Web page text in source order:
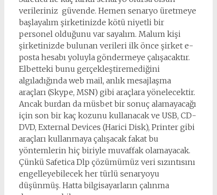
verileriniz güvende. Hemen senaryo üretmeye
başlayalım şirketinizde kötü niyetli bir
personel olduğunu var sayalım. Malum kişi
şirketinizde bulunan verileri ilk önce şirket e-
posta hesabı yoluyla göndermeye çalışacaktır.
Elbetteki bunu gerçekleştiremediğini
algıladığında web mail, anlık mesajlaşma
araçları (Skype, MSN) gibi araçlara yönelecektir.
Ancak burdan da müsbet bir sonuç alamayacağı
için son bir kaç kozunu kullanacak ve USB, CD-
DVD, External Devices (Harici Disk), Printer gibi
araçları kullanmaya çalışacak fakat bu
yöntemlerin hiç biriyle muvaffak olamayacak.
Çünkü Safetica Dlp çözümümüz veri sızıntısını
engelleyebilecek her türlü senaryoyu
düşünmüş. Hatta bilgisayarların çalınma